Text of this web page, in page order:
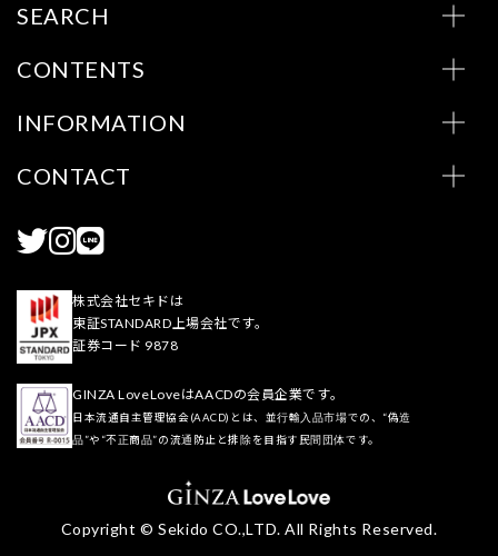
SEARCH
CONTENTS
INFORMATION
CONTACT
株式会社セキドは
東証STANDARD上場会社です。
証券コード 9878
GINZA LoveLoveはAACDの会員企業です。
日本流通自主管理協会(AACD)とは、並行輸入品市場での、“偽造
品”や“不正商品”の流通防止と排除を目指す民間団体です。
Copyright © Sekido CO.,LTD. All Rights Reserved.